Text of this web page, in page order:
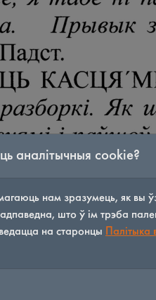
аналітычныя cookie?
нам зразумець, як вы
адпаведна, што ў ім трэба
на старонцы